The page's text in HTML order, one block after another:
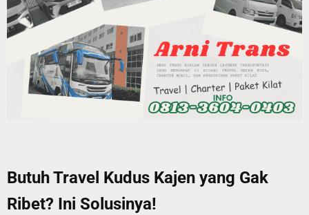
Butuh Travel Kudus Kajen yang Gak
Ribet? Ini Solusinya!